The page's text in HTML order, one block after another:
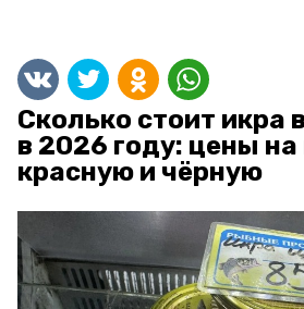
Сколько стоит икра
в 2026 году: цены
красную и чёрную